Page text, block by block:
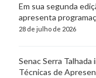
Em sua segunda
apresenta
28 de julho de 2026
Senac Serra
Técnicas de